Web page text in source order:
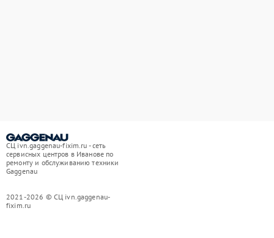
СЦ ivn.gaggenau-fixim.ru - сеть
сервисных центров в Иванове по
ремонту и обслуживанию техники
Gaggenau
2021-2026 © СЦ ivn.gaggenau-
fixim.ru